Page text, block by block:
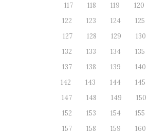
117
118 119 120
122
123 124 125
127
128 129 130
132
133 134 135
137
138 139 140
142
143 144 145
147
148 149 150
152
153 154 155
157
158 159 160